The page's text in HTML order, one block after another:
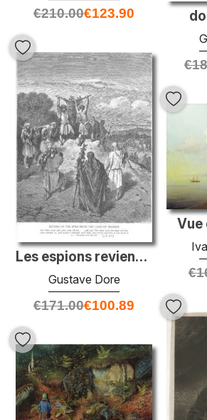
€210.00€123.90
€
Les espions reviennent de la terre promise
Gustave Dore
€171.00€100.89
Vue
€